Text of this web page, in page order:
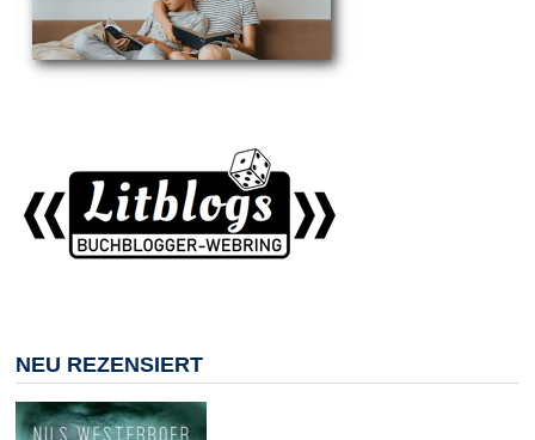
NEU REZENSIERT